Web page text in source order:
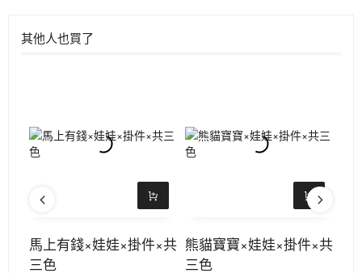
其他人也買了
馬上有錢×娃娃×掛件×共
三色
熊貓寶寶×娃娃×掛件×共
三色